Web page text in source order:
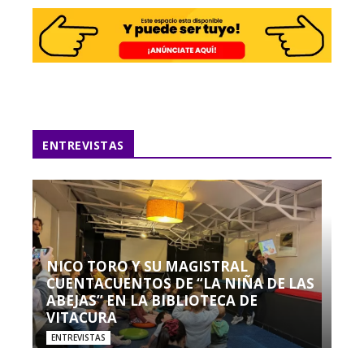
ENTREVISTAS
NICO TORO Y SU MAGISTRAL
CUENTACUENTOS DE “LA NIÑA DE LAS
ABEJAS” EN LA BIBLIOTECA DE
VITACURA
ENTREVISTAS